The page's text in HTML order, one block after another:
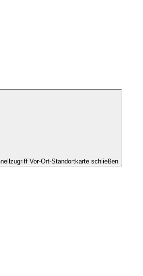
Vor-Ort-Standortkarte schließen